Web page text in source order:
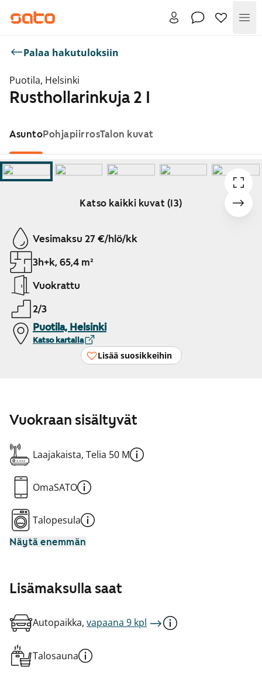
Palaa hakutuloksiin
Puotila, Helsinki
Rusthollarinkuja 2 I
AsuntoPohjapiirrosTalon kuvat
Katso kaikki kuvat (13)
Näytetään dia 1 / 13
Vesimaksu 27 €/hlö/kk
3h+k, 65,4 m²
Vuokrattu
2/3
Puotila, Helsinki
Katso kartalla
Lisää suosikkeihin
Vuokraan sisältyvät
Laajakaista, Telia 50 M
OmaSATO
Talopesula
Näytä enemmän
Lisämaksulla saat
Autopaikka, vapaana 9 kpl
Talosauna